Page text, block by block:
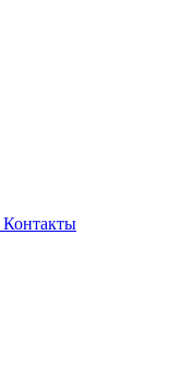
Контакты